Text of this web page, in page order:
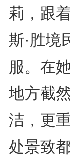
莉，跟
斯·胜境
服。在
地方截
洁，更
处景致